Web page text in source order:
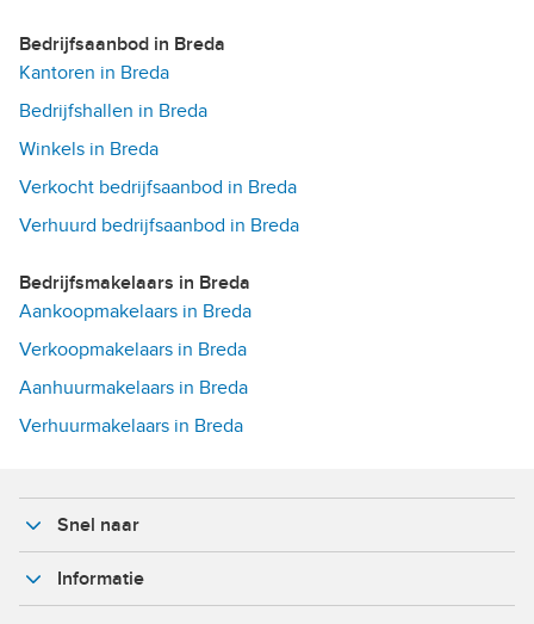
Bedrijfsaanbod in Breda
Kantoren in Breda
Bedrijfshallen in Breda
Winkels in Breda
Verkocht bedrijfsaanbod in Breda
Verhuurd bedrijfsaanbod in Breda
Bedrijfsmakelaars in Breda
Aankoopmakelaars in Breda
Verkoopmakelaars in Breda
Aanhuurmakelaars in Breda
Verhuurmakelaars in Breda
Snel naar
Informatie